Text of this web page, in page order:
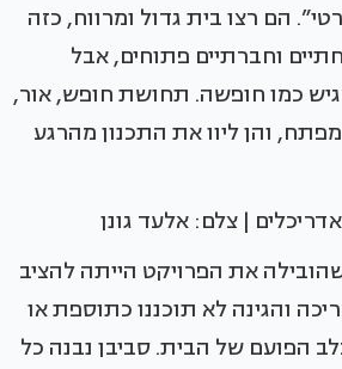
הם רצו בית גדול ומרווח, כזה
וחברתיים פתוחים, אבל
כמו חופשה. תחושת חופש, אור,
מפתח, והן ליוו את התכנון מהרגע
| צלם: אלעד גונן
את הפרויקט הייתה להציב
והגינה לא תוכננו כתוספת או
הפועם של הבית. סביבן נבנה כל